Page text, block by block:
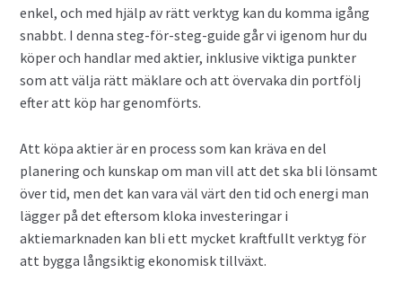
Cykliska aktier
Daytrading
De fyra mest handlade valutorna
Finansiella instrument för valutahandel
Guld som Investering
Hur köper man aktier?
enkel, och med hjälp av rätt verktyg kan du komma igång
snabbt. I denna steg-för-steg-guide går vi igenom hur du
köper och handlar med aktier, inklusive viktiga punkter
som att välja rätt mäklare och att övervaka din portfölj
efter att köp har genomförts.
Att köpa aktier är en process som kan kräva en del
planering och kunskap om man vill att det ska bli lönsamt
över tid, men det kan vara väl värt den tid och energi man
lägger på det eftersom kloka investeringar i
aktiemarknaden kan bli ett mycket kraftfullt verktyg för
att bygga långsiktig ekonomisk tillväxt.